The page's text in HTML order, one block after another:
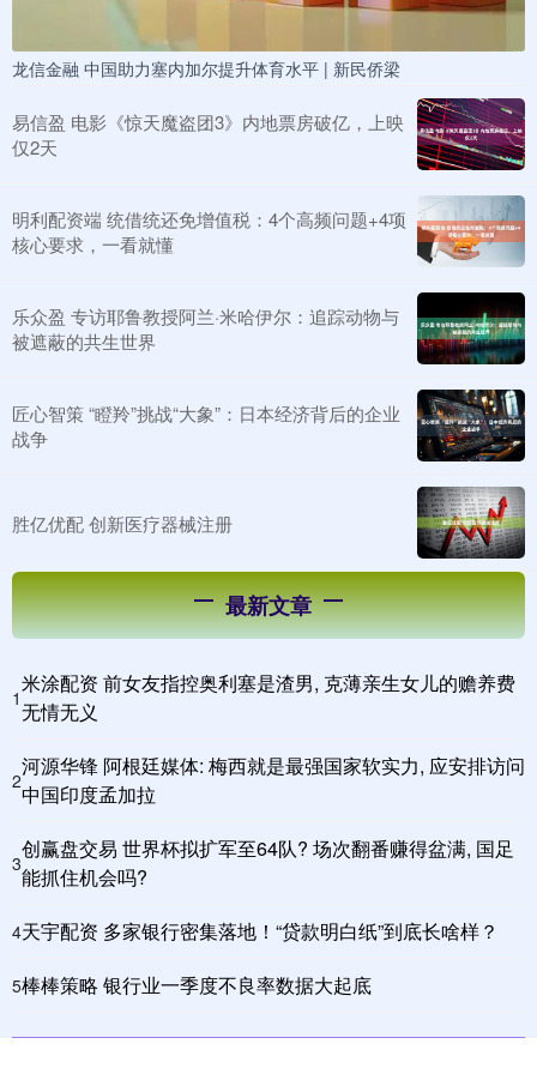
龙信金融 中国助力塞内加尔提升体育水平 | 新民侨梁
易信盈 电影《惊天魔盗团3》内地票房破亿，上映
仅2天
明利配资端 统借统还免增值税：4个高频问题+4项
核心要求，一看就懂
乐众盈 专访耶鲁教授阿兰·米哈伊尔：追踪动物与
被遮蔽的共生世界
匠心智策 “瞪羚”挑战“大象”：日本经济背后的企业
战争
胜亿优配 创新医疗器械注册
最新文章
1
米涂配资 前女友指控奥利塞是渣男, 克薄亲生女儿的赡养费
无情无义
2
河源华锋 阿根廷媒体: 梅西就是最强国家软实力, 应安排访问
中国印度孟加拉
3
创赢盘交易 世界杯拟扩军至64队? 场次翻番赚得盆满, 国足
能抓住机会吗?
4天宇配资 多家银行密集落地！“贷款明白纸”到底长啥样？
5棒棒策略 银行业一季度不良率数据大起底